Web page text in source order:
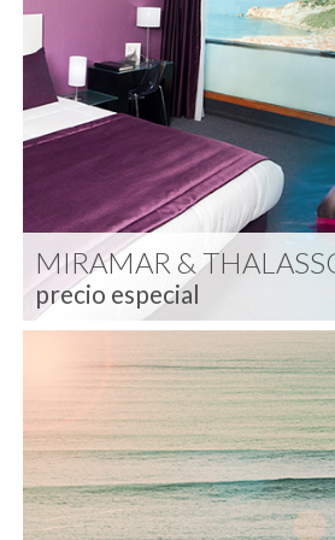
MIRAMAR &
precio especial